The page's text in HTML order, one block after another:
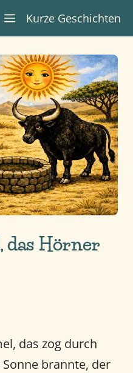
Kurze Geschichten
das Hörner
das zog durch
brannte, der